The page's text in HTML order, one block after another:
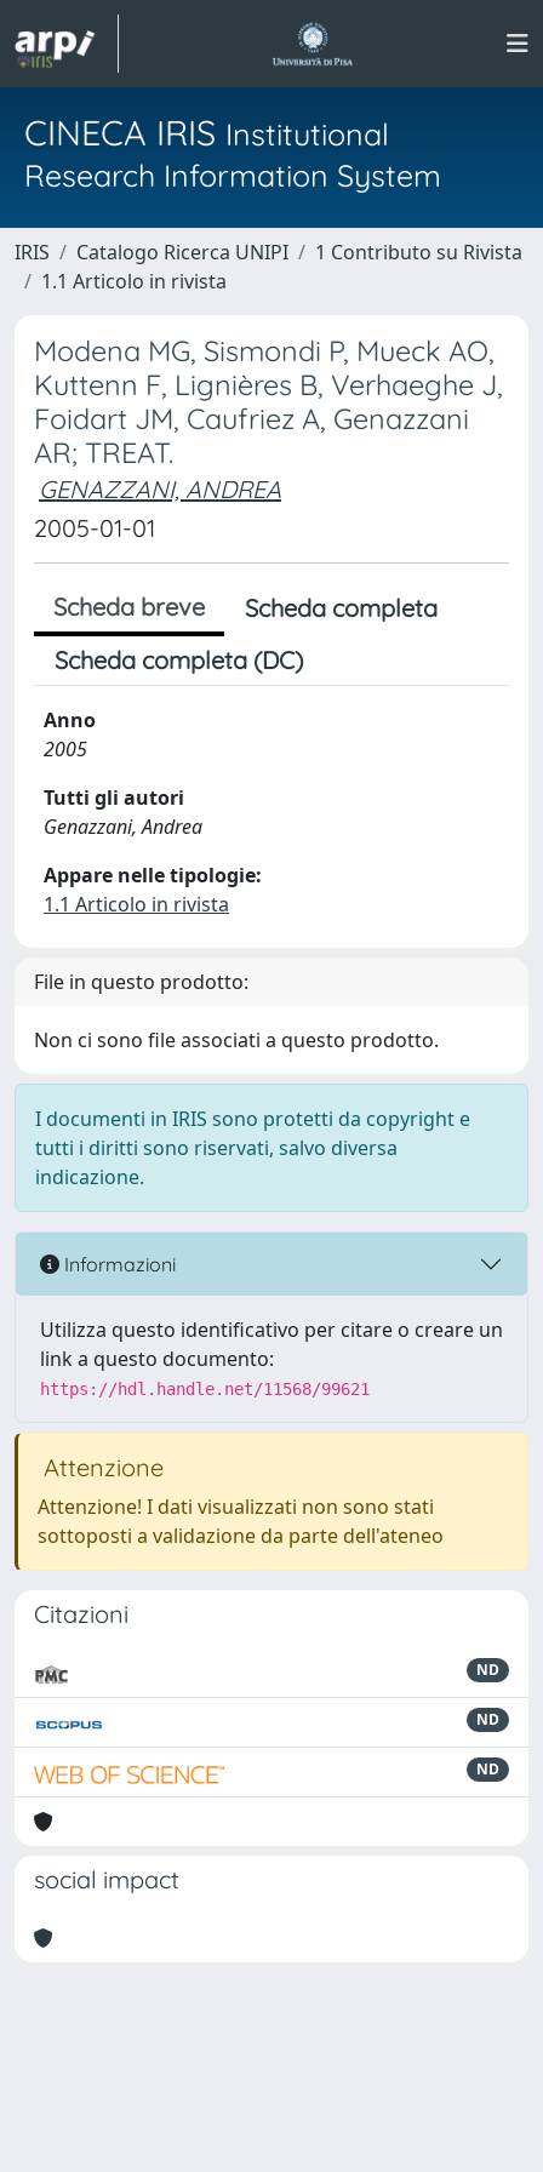
CINECA IRIS Institutional
Research Information System
IRIS Catalogo Ricerca UNIPI
1 Contributo su Rivista
1.1 Articolo in rivista
Modena MG, Sismondi P, Mueck AO,
Kuttenn F, Lignières B, Verhaeghe J,
Foidart JM, Caufriez A, Genazzani
AR; TREAT.
GENAZZANI, ANDREA
2005-01-01
Scheda breve
Scheda completa
Scheda completa (DC)
Anno
2005
Tutti gli autori
Genazzani, Andrea
Appare nelle tipologie:
1.1 Articolo in rivista
File in questo prodotto:
Non ci sono file associati a questo prodotto.
I documenti in IRIS sono protetti da copyright e
tutti i diritti sono riservati, salvo diversa
indicazione.
Informazioni
Utilizza questo identificativo per citare o creare un
link a questo documento:
https://hdl.handle.net/11568/99621
Attenzione
Attenzione! I dati visualizzati non sono stati
sottoposti a validazione da parte dell'ateneo
Citazioni
ND
ND
ND
social impact